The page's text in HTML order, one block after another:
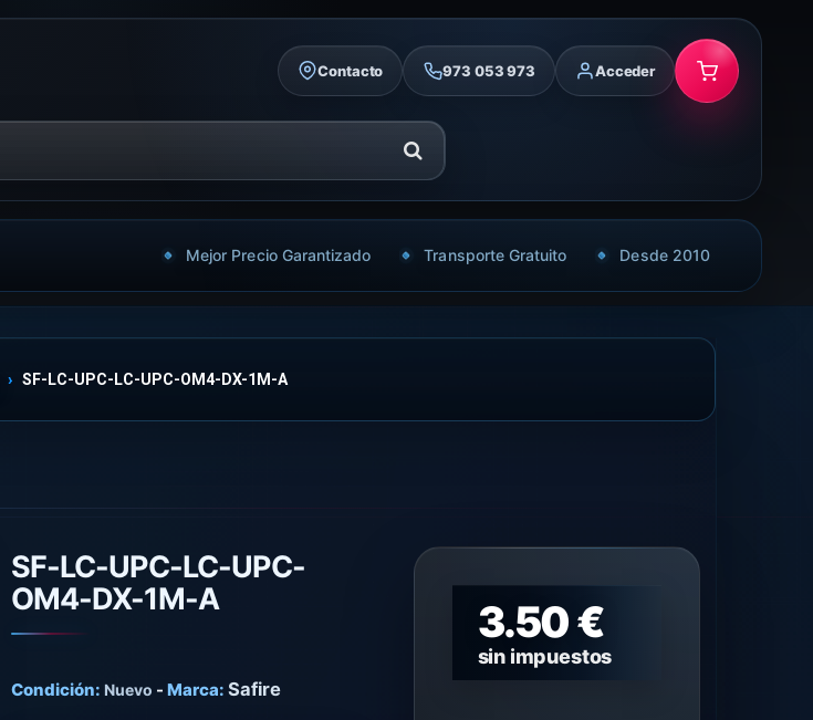
Contacto 973 053 973 Acceder
Mejor Precio Garantizado Transporte Gratuito Desde 2010
SF-LC-UPC-LC-UPC-OM4-DX-1M-A
SF-LC-UPC-LC-UPC-
OM4-DX-1M-A
Condición: Nuevo - Marca: Safire
3.50 €
sin impuestos